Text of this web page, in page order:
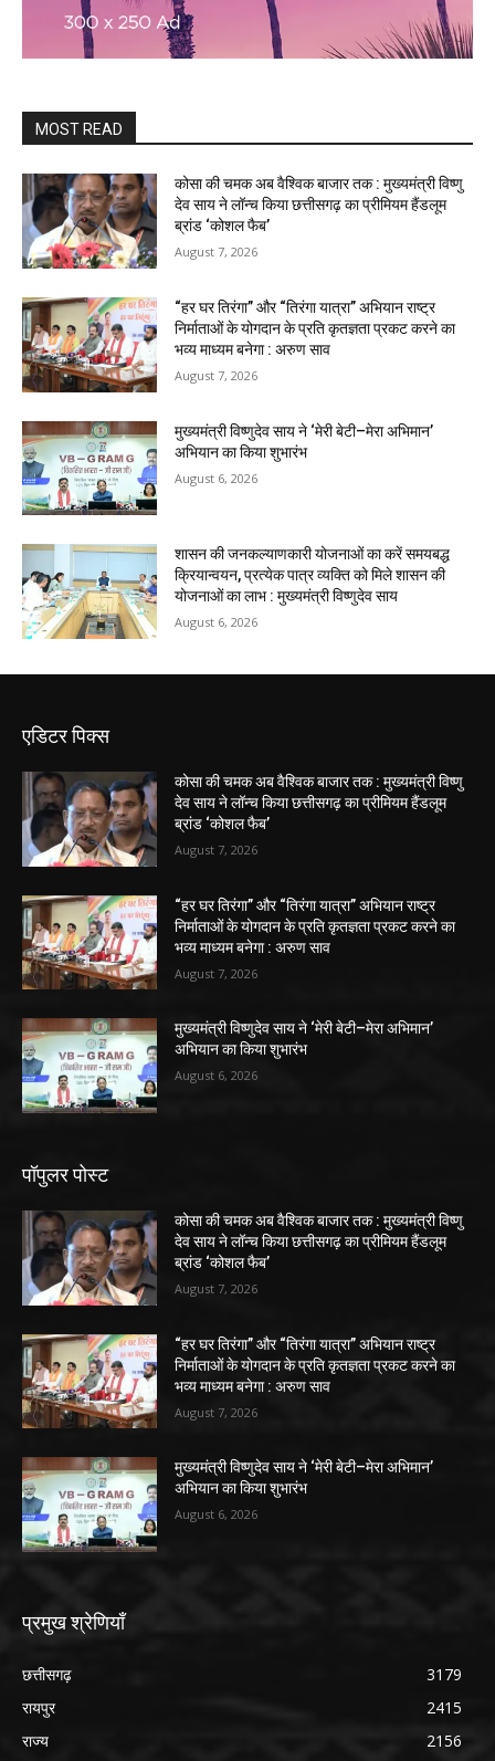
MOST READ
कोसा की चमक अब वैश्विक बाजार तक : मुख्यमंत्री विष्णु
देव साय ने लॉन्च किया छत्तीसगढ़ का प्रीमियम हैंडलूम
ब्रांड ‘कोशल फैब’
August 7, 2026
“हर घर तिरंगा” और “तिरंगा यात्रा” अभियान राष्ट्र
निर्माताओं के योगदान के प्रति कृतज्ञता प्रकट करने का
भव्य माध्यम बनेगा : अरुण साव
August 7, 2026
मुख्यमंत्री विष्णुदेव साय ने ‘मेरी बेटी–मेरा अभिमान’
अभियान का किया शुभारंभ
August 6, 2026
शासन की जनकल्याणकारी योजनाओं का करें समयबद्ध
क्रियान्वयन, प्रत्येक पात्र व्यक्ति को मिले शासन की
योजनाओं का लाभ : मुख्यमंत्री विष्णुदेव साय
August 6, 2026
एडिटर पिक्स
कोसा की चमक अब वैश्विक बाजार तक : मुख्यमंत्री विष्णु
देव साय ने लॉन्च किया छत्तीसगढ़ का प्रीमियम हैंडलूम
ब्रांड ‘कोशल फैब’
August 7, 2026
“हर घर तिरंगा” और “तिरंगा यात्रा” अभियान राष्ट्र
निर्माताओं के योगदान के प्रति कृतज्ञता प्रकट करने का
भव्य माध्यम बनेगा : अरुण साव
August 7, 2026
मुख्यमंत्री विष्णुदेव साय ने ‘मेरी बेटी–मेरा अभिमान’
अभियान का किया शुभारंभ
August 6, 2026
पॉपुलर पोस्ट
कोसा की चमक अब वैश्विक बाजार तक : मुख्यमंत्री विष्णु
देव साय ने लॉन्च किया छत्तीसगढ़ का प्रीमियम हैंडलूम
ब्रांड ‘कोशल फैब’
August 7, 2026
“हर घर तिरंगा” और “तिरंगा यात्रा” अभियान राष्ट्र
निर्माताओं के योगदान के प्रति कृतज्ञता प्रकट करने का
भव्य माध्यम बनेगा : अरुण साव
August 7, 2026
मुख्यमंत्री विष्णुदेव साय ने ‘मेरी बेटी–मेरा अभिमान’
अभियान का किया शुभारंभ
August 6, 2026
प्रमुख श्रेणियाँ
छत्तीसगढ़
3179
रायपुर
2415
राज्य
2156